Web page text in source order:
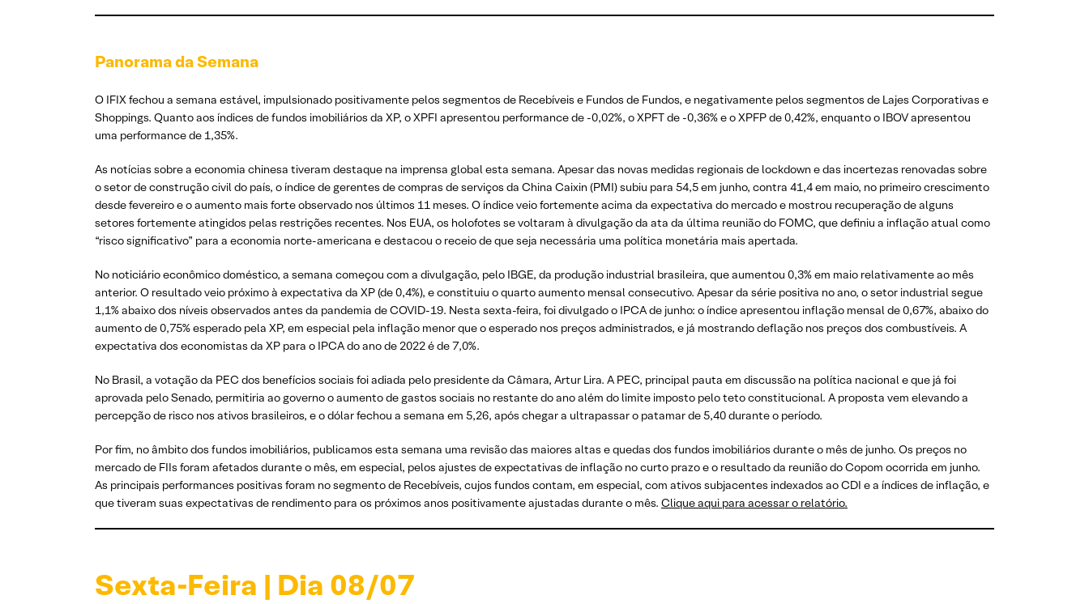
Panorama da Semana
O IFIX fechou a semana estável, impulsionado positivamente pelos segmentos de Recebíveis e Fundos de Fundos, e negativamente pelos segmentos de Lajes Corporativas e
Shoppings. Quanto aos índices de fundos imobiliários da XP, o XPFI apresentou performance de -0,02%, o XPFT de -0,36% e o XPFP de 0,42%, enquanto o IBOV apresentou
uma performance de 1,35%.
As notícias sobre a economia chinesa tiveram destaque na imprensa global esta semana. Apesar das novas medidas regionais de lockdown e das incertezas renovadas sobre
o setor de construção civil do país, o índice de gerentes de compras de serviços da China Caixin (PMI) subiu para 54,5 em junho, contra 41,4 em maio, no primeiro crescimento
desde fevereiro e o aumento mais forte observado nos últimos 11 meses. O índice veio fortemente acima da expectativa do mercado e mostrou recuperação de alguns
setores fortemente atingidos pelas restrições recentes. Nos EUA, os holofotes se voltaram à divulgação da ata da última reunião do FOMC, que definiu a inflação atual como
“risco significativo” para a economia norte-americana e destacou o receio de que seja necessária uma política monetária mais apertada.
No noticiário econômico doméstico, a semana começou com a divulgação, pelo IBGE, da produção industrial brasileira, que aumentou 0,3% em maio relativamente ao mês
anterior. O resultado veio próximo à expectativa da XP (de 0,4%), e constituiu o quarto aumento mensal consecutivo. Apesar da série positiva no ano, o setor industrial segue
1,1% abaixo dos níveis observados antes da pandemia de COVID-19. Nesta sexta-feira, foi divulgado o IPCA de junho: o índice apresentou inflação mensal de 0,67%, abaixo do
aumento de 0,75% esperado pela XP, em especial pela inflação menor que o esperado nos preços administrados, e já mostrando deflação nos preços dos combustíveis. A
expectativa dos economistas da XP para o IPCA do ano de 2022 é de 7,0%.
No Brasil, a votação da PEC dos benefícios sociais foi adiada pelo presidente da Câmara, Artur Lira. A PEC, principal pauta em discussão na política nacional e que já foi
aprovada pelo Senado, permitiria ao governo o aumento de gastos sociais no restante do ano além do limite imposto pelo teto constitucional. A proposta vem elevando a
percepção de risco nos ativos brasileiros, e o dólar fechou a semana em 5,26, após chegar a ultrapassar o patamar de 5,40 durante o período.
Por fim, no âmbito dos fundos imobiliários, publicamos esta semana uma revisão das maiores altas e quedas dos fundos imobiliários durante o mês de junho. Os preços no
mercado de FIIs foram afetados durante o mês, em especial, pelos ajustes de expectativas de inflação no curto prazo e o resultado da reunião do Copom ocorrida em junho.
As principais performances positivas foram no segmento de Recebíveis, cujos fundos contam, em especial, com ativos subjacentes indexados ao CDI e a índices de inflação, e
que tiveram suas expectativas de rendimento para os próximos anos positivamente ajustadas durante o mês. Clique aqui para acessar o relatório.
Sexta-Feira | Dia 08/07